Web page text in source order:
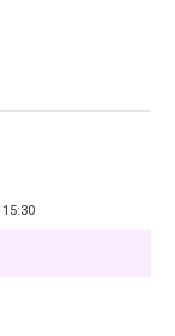
15:30